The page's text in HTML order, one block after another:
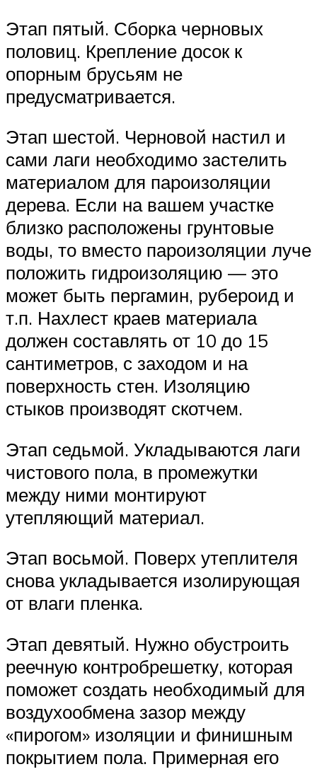
Этап пятый. Сборка черновых
половиц. Крепление досок к
опорным брусьям не
предусматривается.
Этап шестой. Черновой настил и
сами лаги необходимо застелить
материалом для пароизоляции
дерева. Если на вашем участке
близко расположены грунтовые
воды, то вместо пароизоляции луче
положить гидроизоляцию — это
может быть пергамин, рубероид и
т.п. Нахлест краев материала
должен составлять от 10 до 15
сантиметров, с заходом и на
поверхность стен. Изоляцию
стыков производят скотчем.
Этап седьмой. Укладываются лаги
чистового пола, в промежутки
между ними монтируют
утепляющий материал.
Этап восьмой. Поверх утеплителя
снова укладывается изолирующая
от влаги пленка.
Этап девятый. Нужно обустроить
реечную контробрешетку, которая
поможет создать необходимый для
воздухообмена зазор между
«пирогом» изоляции и финишным
покрытием пола. Примерная его